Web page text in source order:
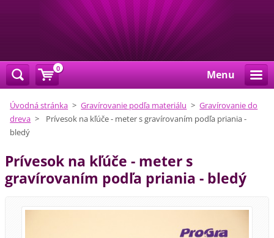
Menu
Úvodná stránka > Gravírovanie podľa materiálu > Gravírovanie do
dreva >
Prívesok na kľúče - meter s gravírovaním podľa priania -
bledý
Prívesok na kľúče - meter s
gravírovaním podľa priania - bledý
0